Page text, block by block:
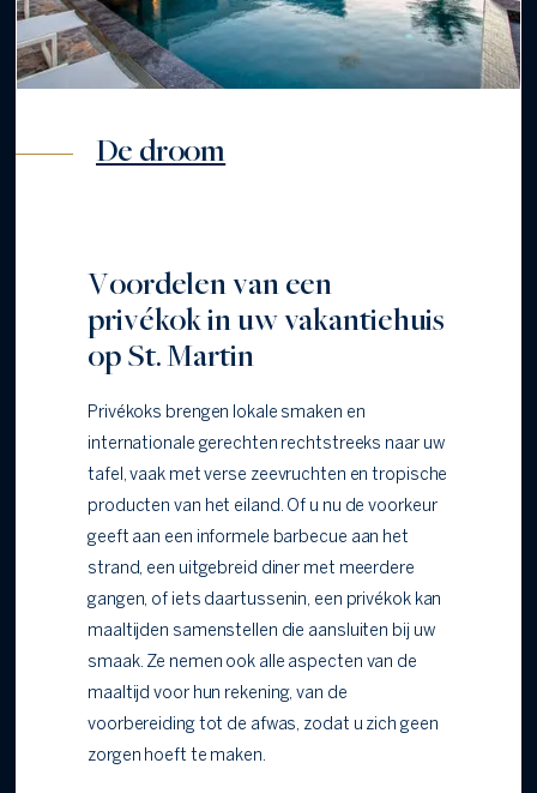
De droom
Voordelen van een
privékok in uw vakantiehuis
op St. Martin
Privékoks brengen lokale smaken en
internationale gerechten rechtstreeks naar uw
tafel, vaak met verse zeevruchten en tropische
producten van het eiland. Of u nu de voorkeur
geeft aan een informele barbecue aan het
strand, een uitgebreid diner met meerdere
gangen, of iets daartussenin, een privékok kan
maaltijden samenstellen die aansluiten bij uw
smaak. Ze nemen ook alle aspecten van de
maaltijd voor hun rekening, van de
voorbereiding tot de afwas, zodat u zich geen
zorgen hoeft te maken.